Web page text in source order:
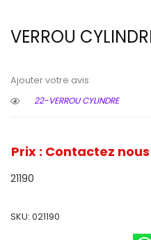
VERROU
Ajouter votre avis
22-VERROU CYLINDRE
Prix : Contactez nous
21190
SKU: 021190